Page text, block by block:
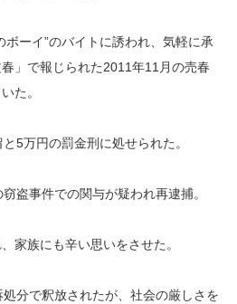
ボーイ”のバイトに誘われ、気軽に承
」で報じられた2011年11月の売春
た。
5万円の罰金刑に処せられた。
盗事件での関与が疑われ再逮捕。
家族にも辛い思いをさせた。
処分で釈放されたが、社会の厳しさを